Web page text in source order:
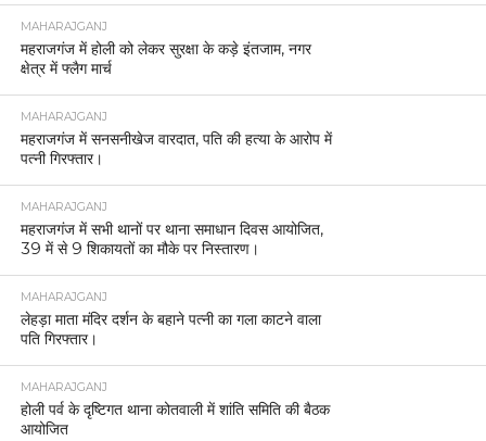
MAHARAJGANJ
महराजगंज में होली को लेकर सुरक्षा के कड़े इंतजाम, नगर
क्षेत्र में फ्लैग मार्च
MAHARAJGANJ
महराजगंज में सनसनीखेज वारदात, पति की हत्या के आरोप में
पत्नी गिरफ्तार।
MAHARAJGANJ
महराजगंज में सभी थानों पर थाना समाधान दिवस आयोजित,
39 में से 9 शिकायतों का मौके पर निस्तारण।
MAHARAJGANJ
लेहड़ा माता मंदिर दर्शन के बहाने पत्नी का गला काटने वाला
पति गिरफ्तार।
MAHARAJGANJ
होली पर्व के दृष्टिगत थाना कोतवाली में शांति समिति की बैठक
आयोजित